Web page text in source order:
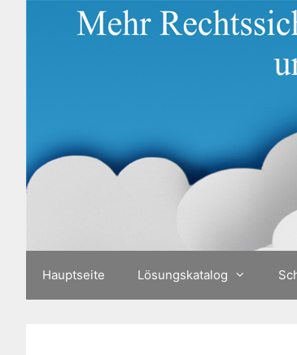
Hauptseite Lösungskatalog